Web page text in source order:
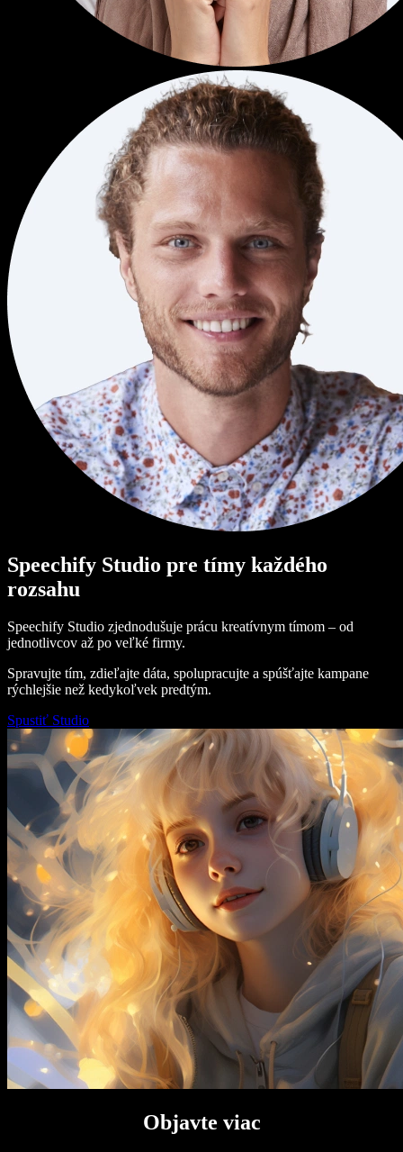
Speechify Studio pre tímy každého
rozsahu
Speechify Studio zjednodušuje prácu kreatívnym tímom – od
jednotlivcov až po veľké firmy.
Spravujte tím, zdieľajte dáta, spolupracujte a spúšťajte kampane
rýchlejšie než kedykoľvek predtým.
Spustiť Studio
Objavte viac